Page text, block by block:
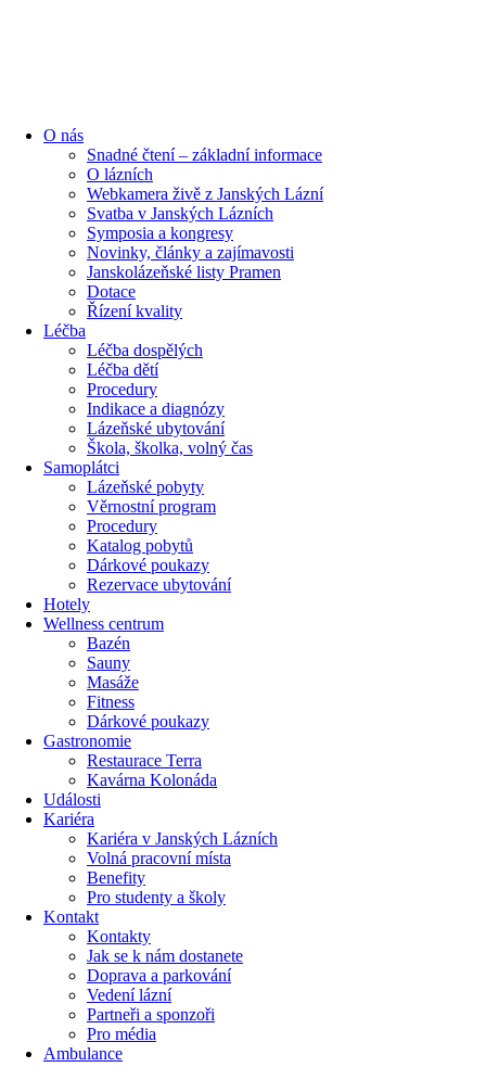
O nás
Snadné čtení – základní informace
O lázních
Webkamera živě z Janských Lázní
Svatba v Janských Lázních
Symposia a kongresy
Novinky, články a zajímavosti
Janskolázeňské listy Pramen
Dotace
Řízení kvality
Léčba
Léčba dospělých
Léčba dětí
Procedury
Indikace a diagnózy
Lázeňské ubytování
Škola, školka, volný čas
Samoplátci
Lázeňské pobyty
Věrnostní program
Procedury
Katalog pobytů
Dárkové poukazy​
Rezervace ubytování
Hotely
Wellness centrum
Bazén
Sauny
Masáže
Fitness
Dárkové poukazy​
Gastronomie
Restaurace Terra
Kavárna Kolonáda
Události
Kariéra
Kariéra v Janských Lázních
Volná pracovní místa
Benefity
Pro studenty a školy
Kontakt
Kontakty
Jak se k nám dostanete
Doprava a parkování
Vedení lázní
Partneři a sponzoři
Pro média
Ambulance